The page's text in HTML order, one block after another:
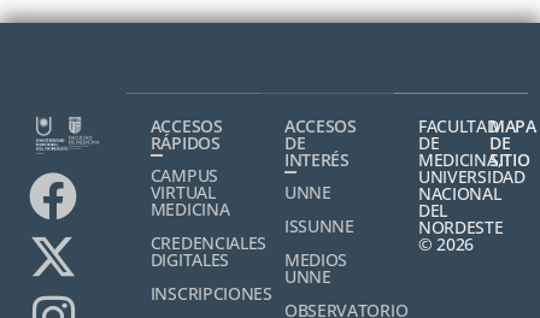
ACCESOS
RÁPIDOS
CAMPUS
VIRTUAL
MEDICINA
CREDENCIALES
DIGITALES
INSCRIPCIONES
ACCESOS
DE
INTERÉS
UNNE
ISSUNNE
MEDIOS
UNNE
OBSERVATORIO
FACULTAD
DE
MEDICINA,
UNIVERSIDAD
NACIONAL
DEL
NORDESTE
© 2026
MAPA
DE
SITIO